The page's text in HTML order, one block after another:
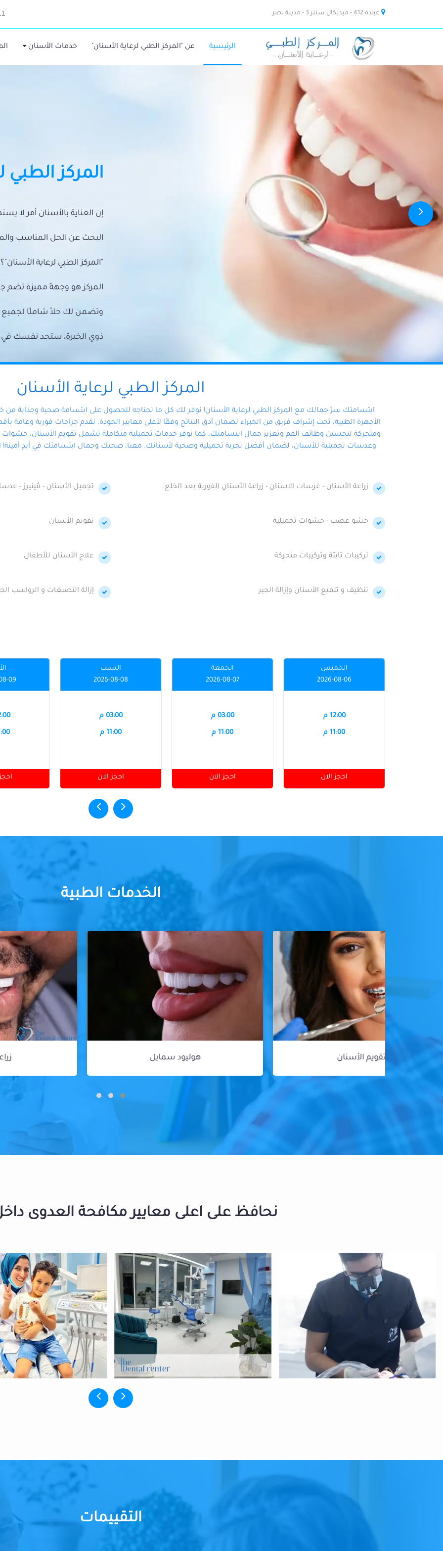
عيادة 412 - ميديكال سنتر 3 - مدينة نصر
الرئيسية عن "المركز الطبي لرعاية الأسنان" خدمات الأسنان
المركز الطبي
إن العناية بالأسنان أمر لا
البحث عن الحل المناسب
"المركز الطبي لرعاية الأسنان"؟
المركز هو وجهةً مميزة تضم
وتضمن لك حلاً شاملًا
ذوي الخبرة، ستجد نفسك في
المركز الطبي لرعاية الأسنان
ابتسامتك سرّ جمالك مع المركز الطبي لرعاية الأسنان! نوفر لك كل ما تحتاجه للحصول على ابتسامة صحية وجذابة
الأجهزة الطبية، تحت إشراف فريق من الخبراء لضمان أدق النتائج وفقًا لأعلى معايير الجودة. نقدم جراحات فورية وعامة
ومتحركة لتحسين وظائف الفم وتعزيز جمال ابتسامتك. كما نوفر خدمات تجميلية متكاملة تشمل تقويم الأسنان، حشوات
وعدسات تجميلية للأسنان، لضمان أفضل تجربة تجميلية وصحية لأسنانك. معنا، صحتك وجمال ابتسامتك في أيدٍ أمينة!
زراعة الأسنان - غرسات الاسنان - زراعة الأسنان الفورية بعد الخلع. تجميل الأسنان - ڤينيرز -
حشو عصب - حشوات تجميلية تقويم الأسنان
تركيبات ثابتة وتركيبات متحركة علاج الأسنان للأطفال
تنظيف و تلميع الأسنان وإزالة الجير إزالة التصبغات و الرواسب
الخميس
2026-08-06
12:00 م
11:00 م
احجز الان
الجمعة
2026-08-07
03:00 م
11:00 م
احجز الان
السبت
2026-08-08
03:00 م
11:00 م
احجز الان
09
الخدمات الطبية
نحافظ على اعلى معايير مكافحة العدوى
التقييمات